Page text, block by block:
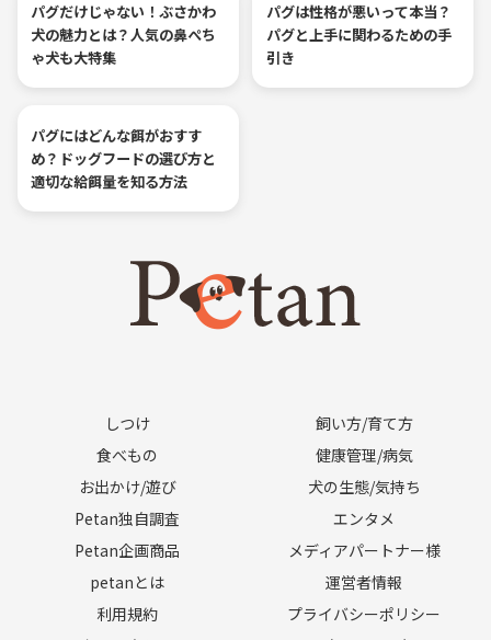
パグだけじゃない！ぶさかわ
犬の魅力とは？人気の鼻ぺち
ゃ犬も大特集
パグは性格が悪いって本当？
パグと上手に関わるための手
引き
パグにはどんな餌がおすす
め？ドッグフードの選び方と
適切な給餌量を知る方法
しつけ
飼い方/育て方
食べもの
健康管理/病気
お出かけ/遊び
犬の生態/気持ち
Petan独自調査
エンタメ
Petan企画商品
メディアパートナー様
petanとは
運営者情報
利用規約
プライバシーポリシー